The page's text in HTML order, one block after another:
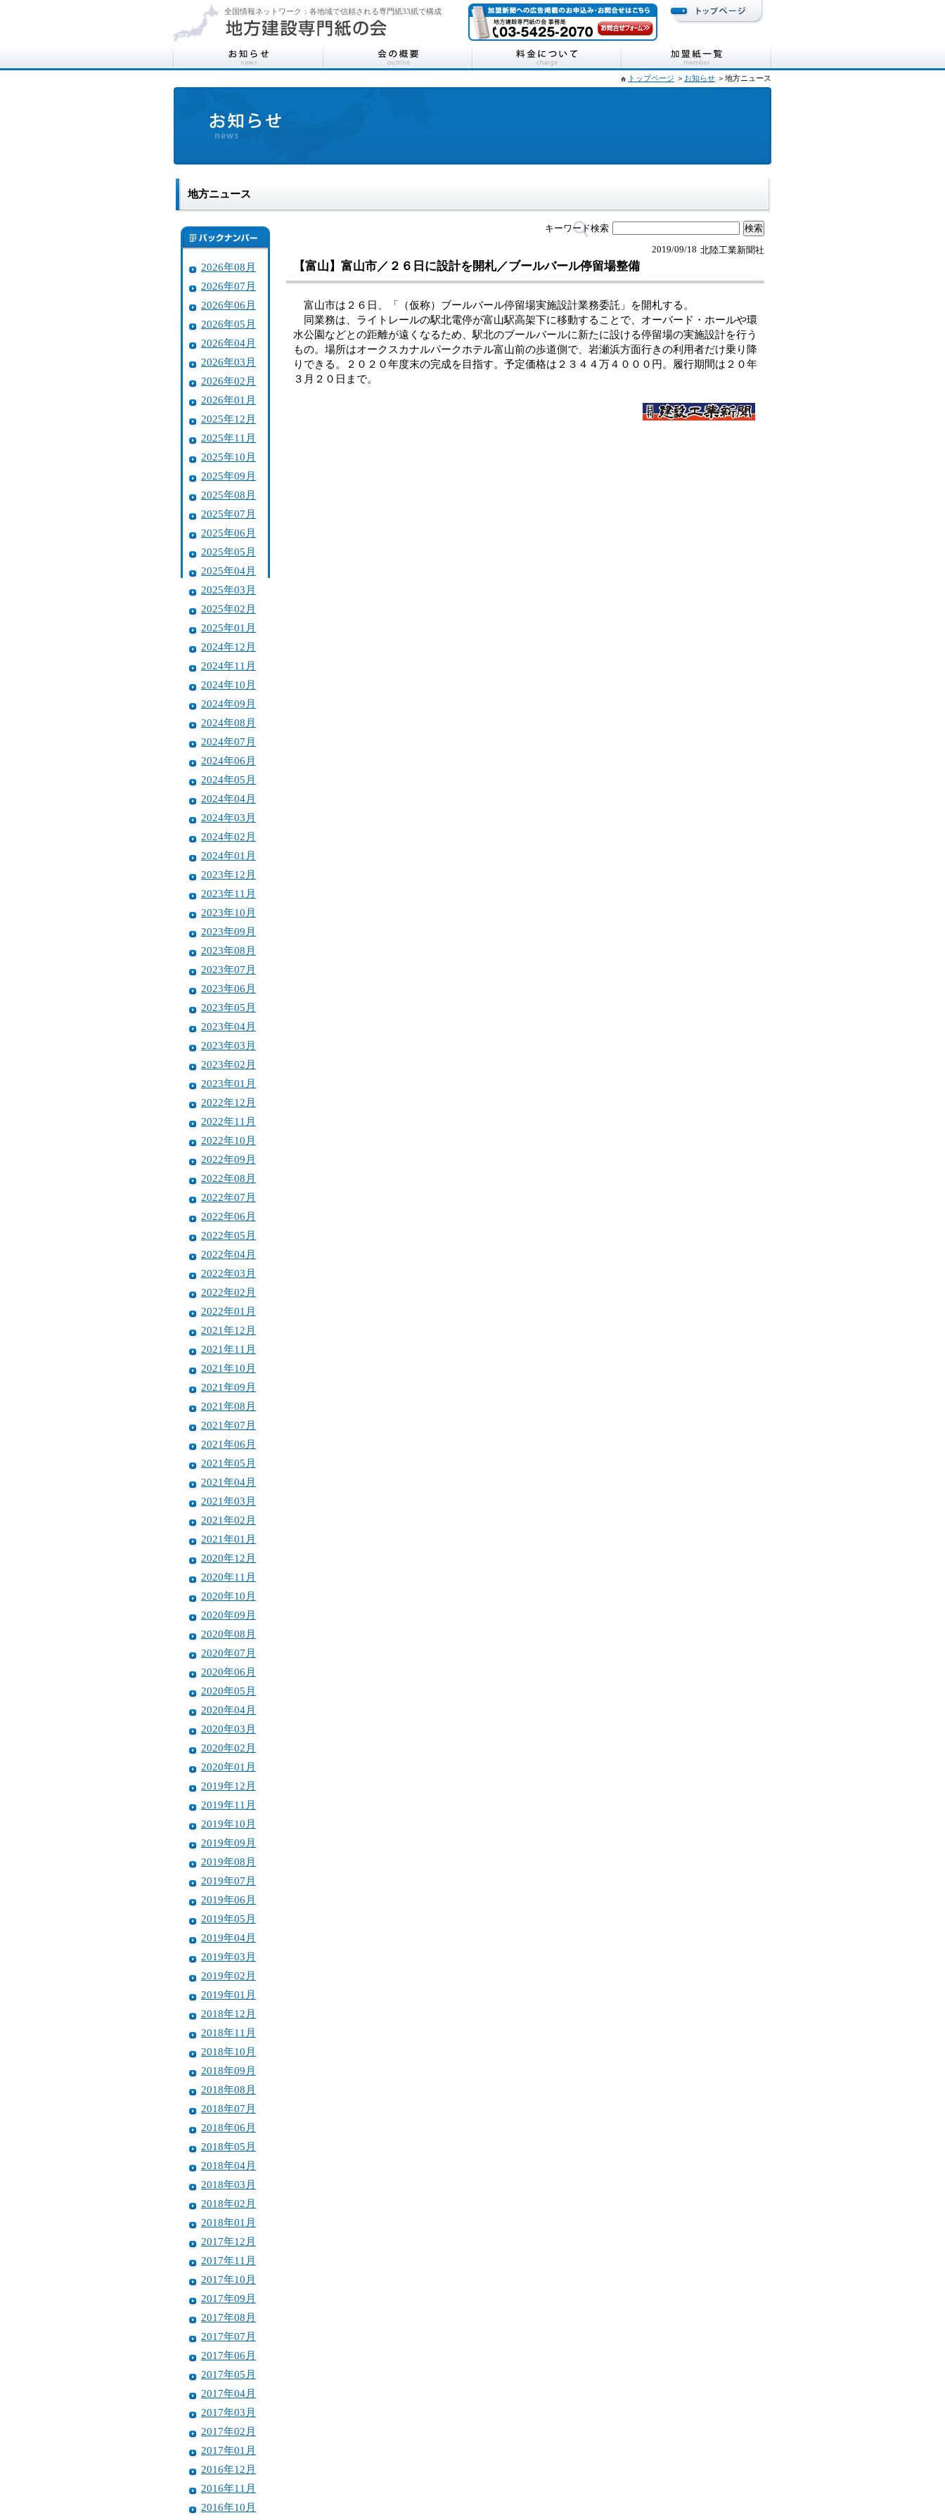
全国情報ネットワーク：各地域で信頼される専門紙33紙で構成
トップページ ＞ お知らせ ＞地方ニュース
地方ニュース
2026年08月
2026年07月
2026年06月
2026年05月
2026年04月
2026年03月
2026年02月
2026年01月
2025年12月
2025年11月
2025年10月
2025年09月
2025年08月
2025年07月
2025年06月
2025年05月
2025年04月
2025年03月
2025年02月
2025年01月
2024年12月
2024年11月
2024年10月
2024年09月
2024年08月
2024年07月
2024年06月
2024年05月
2024年04月
2024年03月
2024年02月
2024年01月
2023年12月
2023年11月
2023年10月
2023年09月
2023年08月
2023年07月
2023年06月
2023年05月
2023年04月
2023年03月
2023年02月
2023年01月
2022年12月
2022年11月
2022年10月
2022年09月
2022年08月
2022年07月
2022年06月
2022年05月
2022年04月
2022年03月
2022年02月
2022年01月
2021年12月
2021年11月
2021年10月
2021年09月
2021年08月
2021年07月
2021年06月
2021年05月
2021年04月
2021年03月
2021年02月
2021年01月
2020年12月
2020年11月
2020年10月
2020年09月
2020年08月
2020年07月
2020年06月
2020年05月
2020年04月
2020年03月
2020年02月
2020年01月
2019年12月
2019年11月
2019年10月
2019年09月
2019年08月
2019年07月
2019年06月
2019年05月
2019年04月
2019年03月
2019年02月
2019年01月
2018年12月
2018年11月
2018年10月
2018年09月
2018年08月
2018年07月
2018年06月
2018年05月
2018年04月
2018年03月
2018年02月
2018年01月
2017年12月
2017年11月
2017年10月
2017年09月
2017年08月
2017年07月
2017年06月
2017年05月
2017年04月
2017年03月
2017年02月
2017年01月
2016年12月
2016年11月
2016年10月
キーワード検索
北陸工業新聞社
2019/09/18
【富山】富山市／２６日に設計を開札／ブールバール停留場整備
富山市は２６日、「（仮称）ブールバール停留場実施設計業務委託」を開札する。
同業務は、ライトレールの駅北電停が富山駅高架下に移動することで、オーバード・ホールや環
水公園などとの距離が遠くなるため、駅北のブールバールに新たに設ける停留場の実施設計を行う
もの。場所はオークスカナルパークホテル富山前の歩道側で、岩瀬浜方面行きの利用者だけ乗り降
りできる。２０２０年度末の完成を目指す。予定価格は２３４４万４０００円。履行期間は２０年
３月２０日まで。